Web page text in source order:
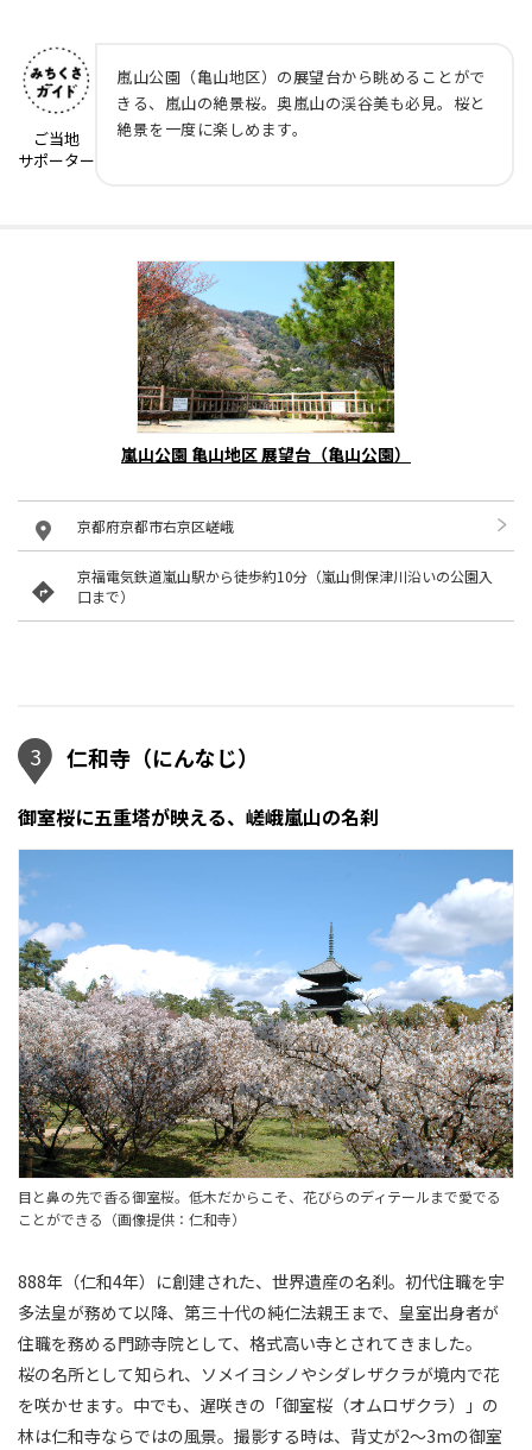
ご当地
サポーター
嵐山公園（亀山地区）の展望台から眺めることがで
きる、嵐山の絶景桜。奥嵐山の渓谷美も必見。桜と
絶景を一度に楽しめます。
嵐山公園 亀山地区 展望台（亀山公園）
京都府京都市右京区嵯峨
京福電気鉄道嵐山駅から徒歩約10分（嵐山側保津川沿いの公園入
口まで）
3 仁和寺（にんなじ）
御室桜に五重塔が映える、嵯峨嵐山の名刹
目と鼻の先で香る御室桜。低木だからこそ、花びらのディテールまで愛でる
ことができる（画像提供：仁和寺）
888年（仁和4年）に創建された、世界遺産の名刹。初代住職を宇
多法皇が務めて以降、第三十代の純仁法親王まで、皇室出身者が
住職を務める門跡寺院として、格式高い寺とされてきました。
桜の名所として知られ、ソメイヨシノやシダレザクラが境内で花
を咲かせます。中でも、遅咲きの「御室桜（オムロザクラ）」の
林は仁和寺ならではの風景。撮影する時は、背丈が2～3mの御室